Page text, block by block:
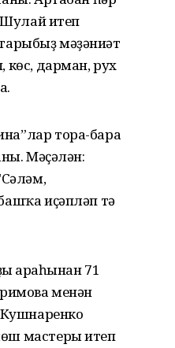
Шулай итеп
мәҙәниәт
дарман, рух
тора-бара
Мәҫәлән:
иҫәпләп тә
араһынан 71
менән
мастеры итеп